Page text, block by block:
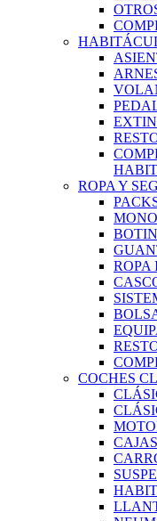
ROPA Y
ROPA
COCHES